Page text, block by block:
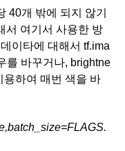
40개 밖에 되지 않기
서 여기서 사용한 방
이타에 대해서 tf.ima
를 바꾸거나, brightne
용하여 매번 색을 바